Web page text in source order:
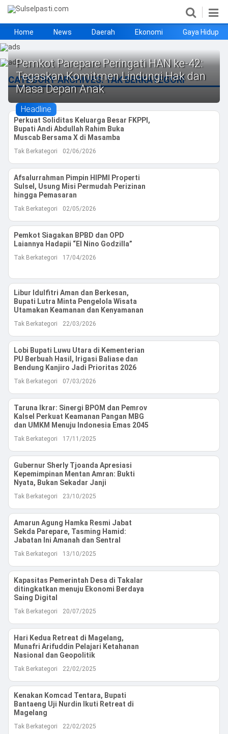
Home
News
Daerah
Ekonomi
Gaya Hidup
Kesehatan
Metro
Nasional
Hukrim
Olahraga
Politik
UMKM
Opini
©
Copyright
2026
Sulselpasti.com
Right
Reserved
Home News Daerah Ekonomi Gaya Hidup
CATEGORY ARCHIVES:TAK BERKATEGORI
Headline
Pemkot Parepare Peringati HAN ke-42:
Tegaskan Komitmen Lindungi Hak dan
Masa Depan Anak
Perkuat Soliditas Keluarga Besar FKPPI,
Bupati Andi Abdullah Rahim Buka
Muscab Bersama X di Masamba
Tak Berkategori 02/06/2026
Afsalurrahman Pimpin HIPMI Properti
Sulsel, Usung Misi Permudah Perizinan
hingga Pemasaran
Tak Berkategori 02/05/2026
Pemkot Siagakan BPBD dan OPD
Laiannya Hadapii “El Nino Godzilla”
Tak Berkategori 17/04/2026
Libur Idulfitri Aman dan Berkesan,
Bupati Lutra Minta Pengelola Wisata
Utamakan Keamanan dan Kenyamanan
Tak Berkategori 22/03/2026
Lobi Bupati Luwu Utara di Kementerian
PU Berbuah Hasil, Irigasi Baliase dan
Bendung Kanjiro Jadi Prioritas 2026
Tak Berkategori 07/03/2026
Taruna Ikrar: Sinergi BPOM dan Pemrov
Kalsel Perkuat Keamanan Pangan MBG
dan UMKM Menuju Indonesia Emas 2045
Tak Berkategori 17/11/2025
Gubernur Sherly Tjoanda Apresiasi
Kepemimpinan Mentan Amran: Bukti
Nyata, Bukan Sekadar Janji
Tak Berkategori 23/10/2025
Amarun Agung Hamka Resmi Jabat
Sekda Parepare, Tasming Hamid:
Jabatan Ini Amanah dan Sentral
Tak Berkategori 13/10/2025
Kapasitas Pemerintah Desa di Takalar
ditingkatkan menuju Ekonomi Berdaya
Saing Digital
Tak Berkategori 20/07/2025
Hari Kedua Retreat di Magelang,
Munafri Arifuddin Pelajari Ketahanan
Nasional dan Geopolitik
Tak Berkategori 22/02/2025
Kenakan Komcad Tentara, Bupati
Bantaeng Uji Nurdin Ikuti Retreat di
Magelang
Tak Berkategori 22/02/2025